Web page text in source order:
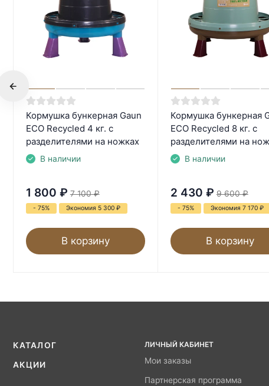
Кормушка бункерная Gaun
ECO Recycled 4 кг. с
разделителями на ножках
В наличии
1 800 ₽ 7 100 ₽
- 75% Экономия 5 300 ₽
В корзину
Кормушка бункерная
ECO Recycled 8 кг. с
разделителями на
В наличии
2 430 ₽ 9 600 ₽
- 75% Экономия 7 170 ₽
В корзину
КАТАЛОГ
АКЦИИ
ЛИЧНЫЙ КАБИНЕТ
Мои заказы
Партнерская программа